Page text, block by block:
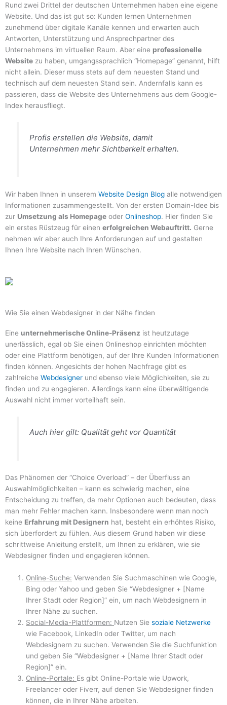
Rund zwei Drittel der deutschen Unternehmen haben eine eigene
Website. Und das ist gut so: Kunden lernen Unternehmen
zunehmend über digitale Kanäle kennen und erwarten auch
Antworten, Unterstützung und Ansprechpartner des
Unternehmens im virtuellen Raum. Aber eine professionelle
Website zu haben, umgangssprachlich “Homepage” genannt, hilft
nicht allein. Dieser muss stets auf dem neuesten Stand und
technisch auf dem neuesten Stand sein. Andernfalls kann es
passieren, dass die Website des Unternehmens aus dem Google-
Index herausfliegt.
Profis erstellen die Website, damit
Unternehmen mehr Sichtbarkeit erhalten.
Wir haben Ihnen in unserem Website Design Blog alle notwendigen
Informationen zusammengestellt. Von der ersten Domain-Idee bis
zur Umsetzung als Homepage oder Onlineshop. Hier finden Sie
ein erstes Rüstzeug für einen erfolgreichen Webauftritt. Gerne
nehmen wir aber auch Ihre Anforderungen auf und gestalten
Ihnen Ihre Website nach Ihren Wünschen.
Wie Sie einen Webdesigner in der Nähe finden
Eine unternehmerische Online-Präsenz ist heutzutage
unerlässlich, egal ob Sie einen Onlineshop einrichten möchten
oder eine Plattform benötigen, auf der Ihre Kunden Informationen
finden können. Angesichts der hohen Nachfrage gibt es
zahlreiche Webdesigner und ebenso viele Möglichkeiten, sie zu
finden und zu engagieren. Allerdings kann eine überwältigende
Auswahl nicht immer vorteilhaft sein.
Auch hier gilt: Qualität geht vor Quantität
Das Phänomen der “Choice Overload” – der Überfluss an
Auswahlmöglichkeiten – kann es schwierig machen, eine
Entscheidung zu treffen, da mehr Optionen auch bedeuten, dass
man mehr Fehler machen kann. Insbesondere wenn man noch
keine Erfahrung mit Designern hat, besteht ein erhöhtes Risiko,
sich überfordert zu fühlen. Aus diesem Grund haben wir diese
schrittweise Anleitung erstellt, um Ihnen zu erklären, wie sie
Webdesigner finden und engagieren können.
Online-Suche: Verwenden Sie Suchmaschinen wie Google,
Bing oder Yahoo und geben Sie “Webdesigner + [Name
Ihrer Stadt oder Region]” ein, um nach Webdesignern in
Ihrer Nähe zu suchen.
Social-Media-Plattformen: Nutzen Siesoziale Netzwerke
wie Facebook, LinkedIn oder Twitter, um nach
Webdesignern zu suchen. Verwenden Sie die Suchfunktion
und geben Sie “Webdesigner + [Name Ihrer Stadt oder
Region]” ein.
Online-Portale: Es gibt Online-Portale wie Upwork,
Freelancer oder Fiverr, auf denen Sie Webdesigner finden
können, die in Ihrer Nähe arbeiten.